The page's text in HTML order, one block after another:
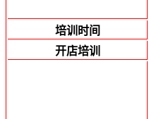
培训时间
开店培训